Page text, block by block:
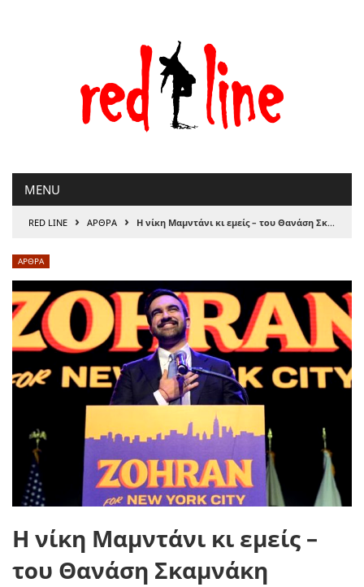
MENU
RED LINE › ΑΡΘΡΑ › Η νίκη Μαμντάνι κι εμείς – του Θανάση Σκαμνάκη
ΑΡΘΡΑ
Η νίκη Μαμντάνι κι εμείς –
του Θανάση Σκαμνάκη